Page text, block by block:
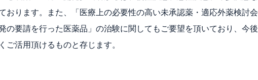
おります。また、「医療上の必要性の高い未承認薬・適応外薬検討会
の要請を行った医薬品」の治験に関してもご要望を頂いており、今後
活用頂けるものと存じます。